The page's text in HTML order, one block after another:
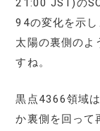
21:00 JST)の
94の変化を示し
太陽の裏側のよ
すね。
黒点4366領域
か裏側を回って